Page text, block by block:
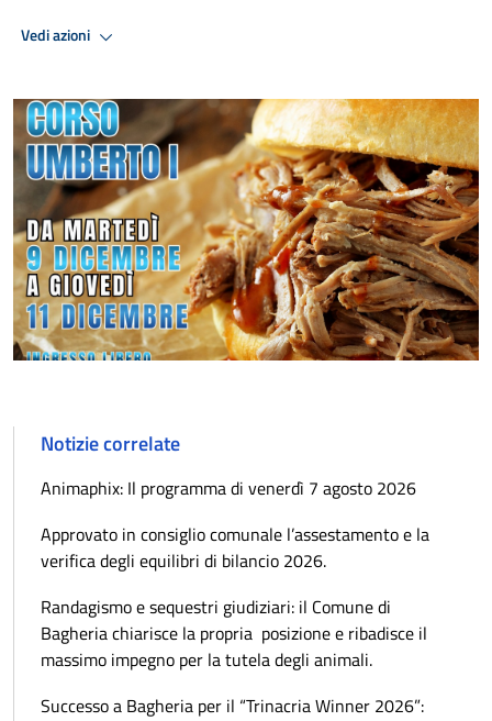
Vedi azioni
Notizie correlate
Animaphix: Il programma di venerdì 7 agosto 2026
Approvato in consiglio comunale l’assestamento e la
verifica degli equilibri di bilancio 2026.
Randagismo e sequestri giudiziari: il Comune di
Bagheria chiarisce la propria posizione e ribadisce il
massimo impegno per la tutela degli animali.
Successo a Bagheria per il “Trinacria Winner 2026”: